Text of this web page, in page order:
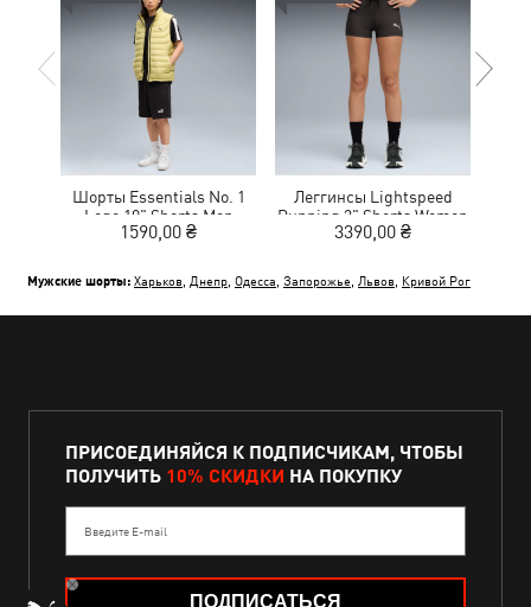
Шорты Essentials No. 1
Logo 10" Shorts Men
1590,00 ₴
Леггинсы Lightspeed
Running 3" Shorts Women
3390,00 ₴
Мужские шорты: Харьков Днепр Одесса Запорожье Львов Кривой Рог
ПРИСОЕДИНЯЙСЯ К ПОДПИСЧИКАМ, ЧТОБЫ
ПОЛУЧИТЬ 10% СКИДКИ НА ПОКУПКУ
Введите E-mail
ПОДПИСАТЬСЯ